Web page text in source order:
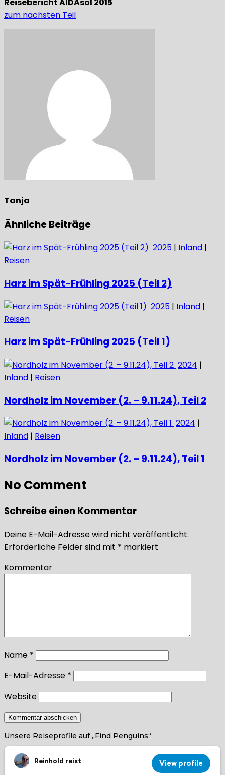
zum nächsten Teil
Tanja
Ähnliche Beiträge
2025 | Inland |
Reisen
Harz im Spät-Frühling 2025 (Teil 2)
2025 | Inland |
Reisen
Harz im Spät-Frühling 2025 (Teil 1)
2024 |
Inland | Reisen
Nordholz im November (2. – 9.11.24), Teil 2
2024 |
Inland | Reisen
Nordholz im November (2. – 9.11.24), Teil 1
No Comment
Schreibe einen Kommentar
Deine E-Mail-Adresse wird nicht veröffentlicht.
Erforderliche Felder sind mit * markiert
Kommentar
Name *
E-Mail-Adresse *
Website
Unsere Reiseprofile auf „Find Penguins“